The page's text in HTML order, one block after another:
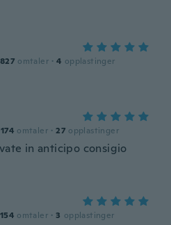
827 omtaler · 4 opplastinger
174 omtaler · 27 opplastinger
in anticipo consigio
154 omtaler · 3 opplastinger